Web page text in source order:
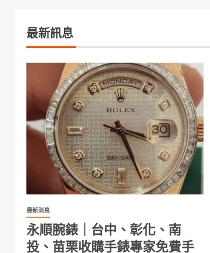
最新訊息
最新消息
永順腕錶｜台中、彰化、南
投、苗栗收購手錶專家免費手